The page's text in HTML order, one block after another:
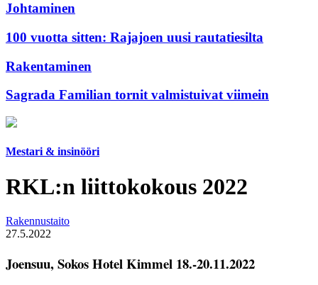
Johtaminen
100 vuotta sitten: Rajajoen uusi rautatiesilta
Rakentaminen
Sagrada Familian tornit valmistuivat viimein
Mestari & insinööri
RKL:n liittokokous 2022
Rakennustaito
27.5.2022
Joensuu, Sokos Hotel Kimmel 18.-20.11.2022